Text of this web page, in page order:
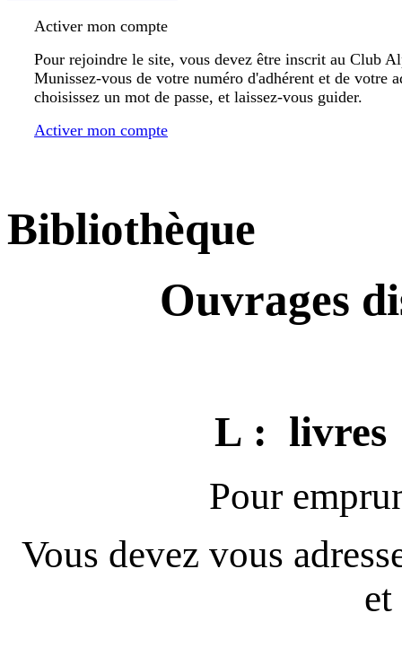
Activer mon compte
Pour rejoindre le site, vous devez être inscrit au Club
Munissez-vous de votre numéro d'adhérent et de votre
choisissez un mot de passe, et laissez-vous guider.
Activer mon compte
Bibliothèque
Ouvrages
L :
Pour
Vous devez vous